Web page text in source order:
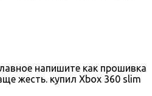
напишите как прошивка
жесть. купил Xbox 360 slim